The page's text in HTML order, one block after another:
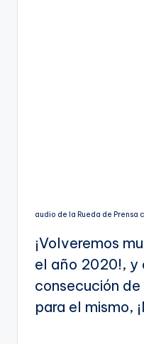
audio de la Rueda de Prensa
¡Volveremos
el año 2020!, y
consecución
para el mismo,